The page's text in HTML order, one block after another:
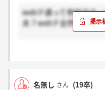
webテ通って参加決ま
夫？webテ全然できな
名無し さん (19卒)